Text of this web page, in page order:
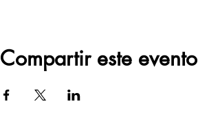
Compartir este evento